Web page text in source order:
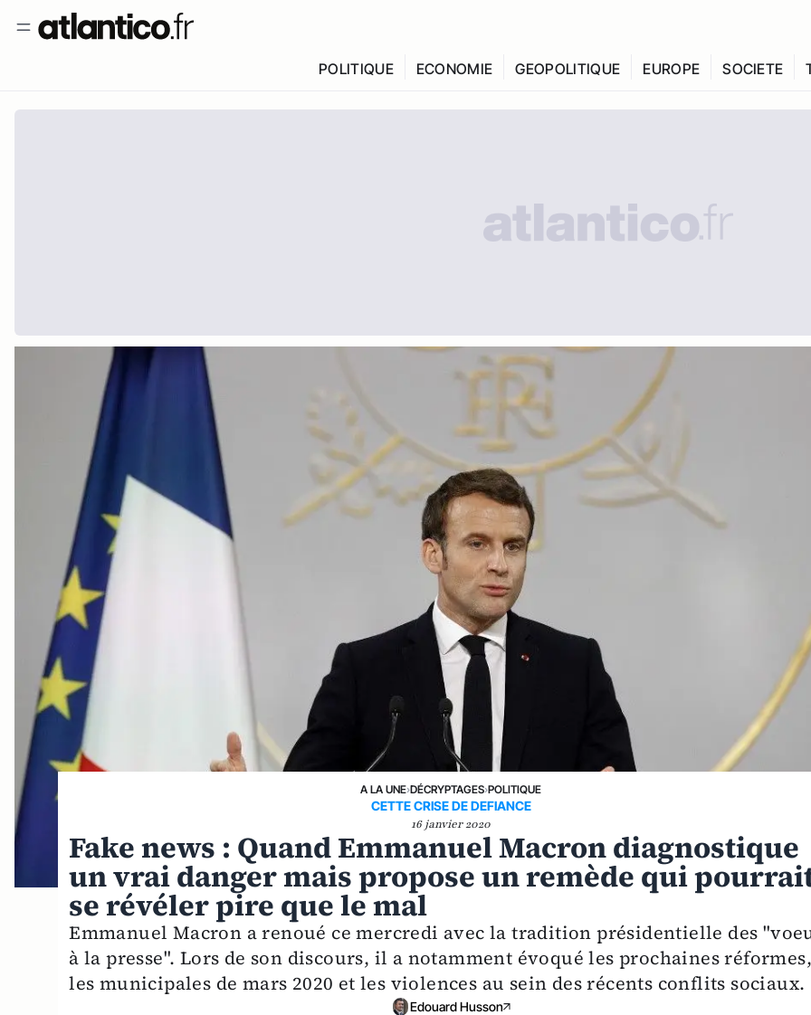
POLITIQUE ECONOMIE GEOPOLITIQUE EUROPE SOCIETE
A LA UNE›DÉCRYPTAGES›POLITIQUE
CETTE CRISE DE DEFIANCE
16 janvier 2020
Fake news : Quand Emmanuel Macron diagnostique
un vrai danger mais propose un remède qui
se révéler pire que le mal
Emmanuel Macron a renoué ce mercredi avec la tradition présidentielle des
à la presse". Lors de son discours, il a notamment évoqué les prochaines réformes,
les municipales de mars 2020 et les violences au sein des récents conflits sociaux.
Edouard Husson